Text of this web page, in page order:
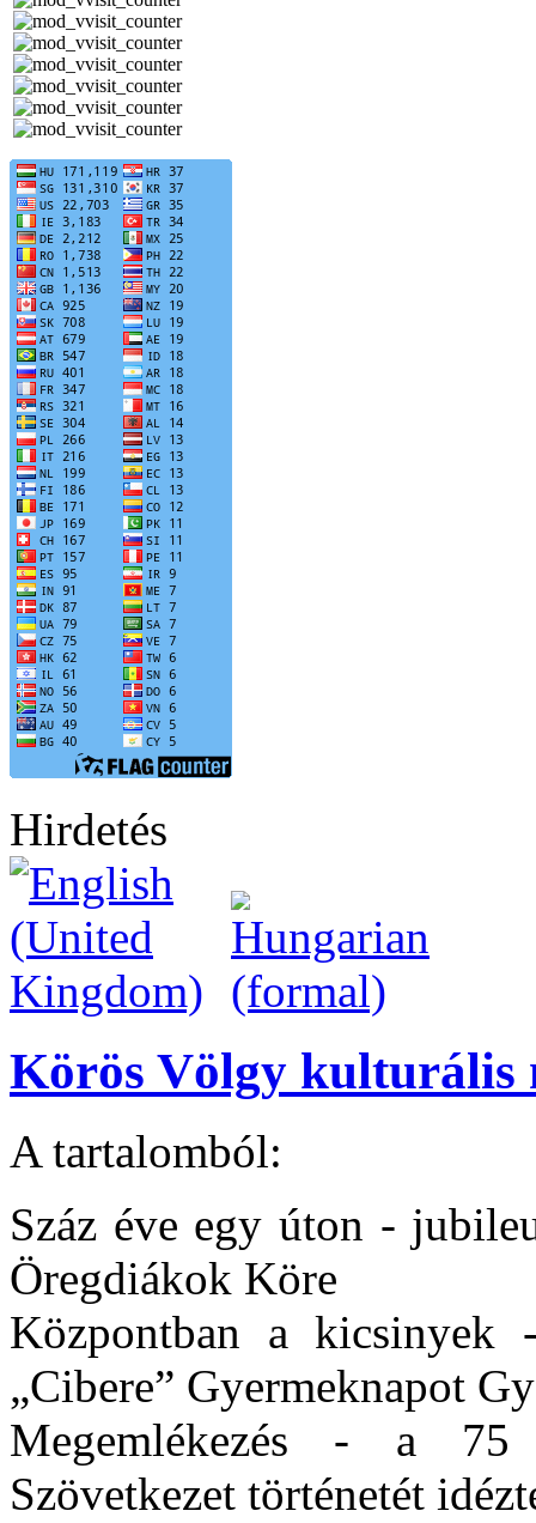
Hirdetés
Körös Völgy kulturális
A tartalomból:
Száz éve egy úton -
Öregdiákok Köre
Központban a kicsinyek
„Cibere” Gyermeknapot
Megemlékezés - a 75
Szövetkezet történetét